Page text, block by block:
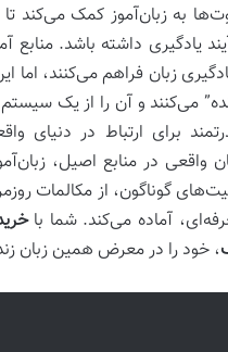
به زبان‌آموز کمک می‌کند تا
یادگیری داشته باشد. منابع
زبان فراهم می‌کنند، اما
می‌کنند و آن را از یک
برای ارتباط در دنیای
واقعی در منابع اصیل،
گوناگون، از مکالمات
آماده می‌کند. شما با
، خود را در معرض همین زبان